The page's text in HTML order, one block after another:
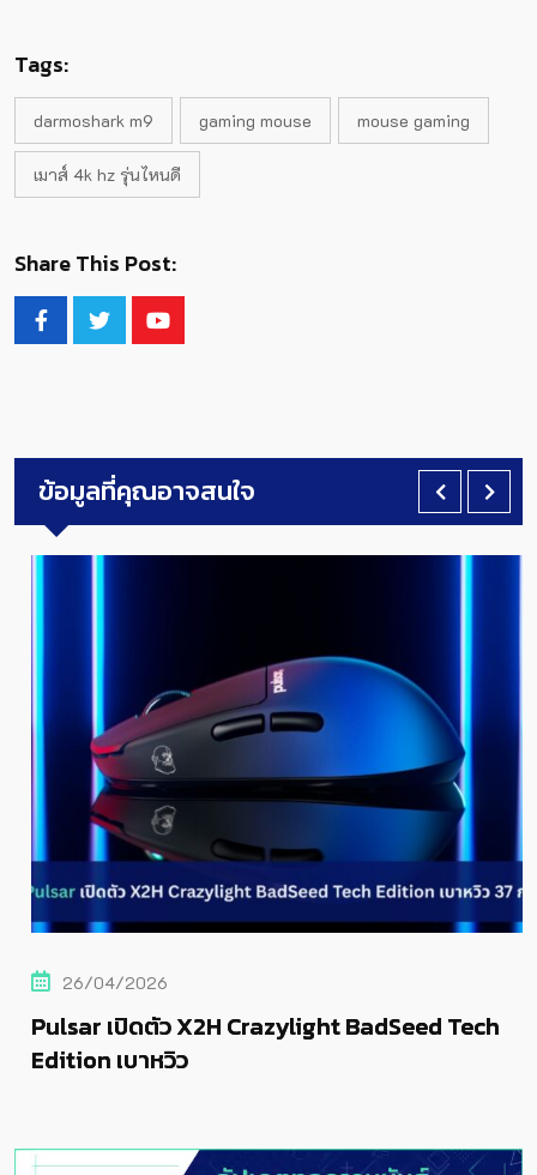
Tags:
darmoshark m9 gaming mouse mouse gaming
เมาส์ 4k hz รุ่นไหนดี
Share This Post:
ข้อมูลที่คุณอาจสนใจ
26/04/2026
Pulsar เปิดตัว X2H Crazylight BadSeed Tech
Edition เบาหวิว